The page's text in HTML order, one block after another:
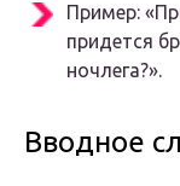
Пример:
придется
ночлега?».
Вводное